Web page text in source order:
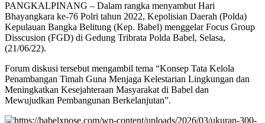
PANGKALPINANG – Dalam rangka menyambut Hari
Bhayangkara ke-76 Polri tahun 2022, Kepolisian Daerah (Polda)
Kepulauan Bangka Belitung (Kep. Babel) menggelar Focus Group
Disscusion (FGD) di Gedung Tribrata Polda Babel, Selasa,
(21/06/22).
Forum diskusi tersebut mengambil tema “Konsep Tata Kelola
Penambangan Timah Guna Menjaga Kelestarian Lingkungan dan
Meningkatkan Kesejahteraan Masyarakat di Babel dan
Mewujudkan Pembangunan Berkelanjutan”.